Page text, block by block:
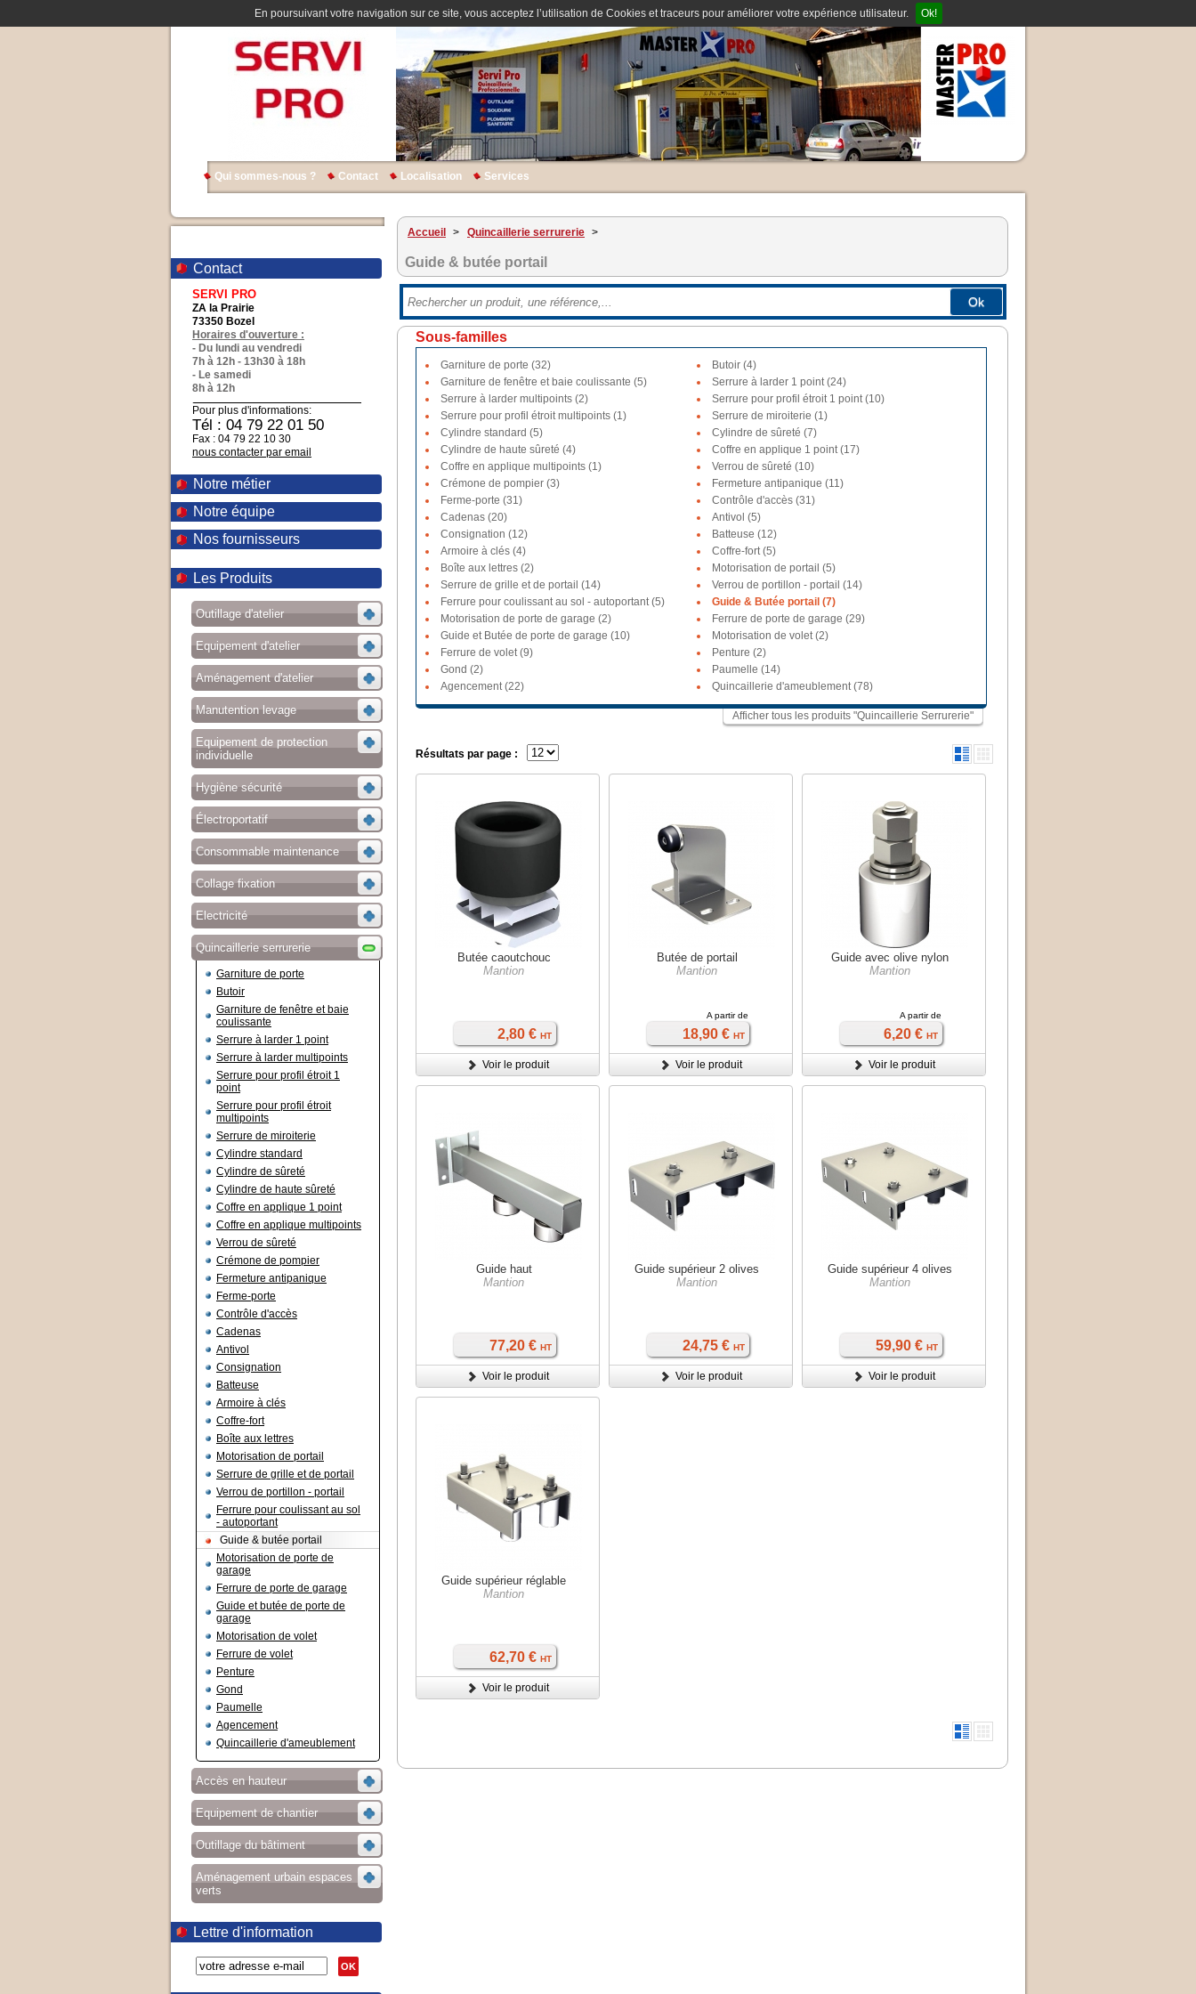
En poursuivant votre navigation sur ce site, vous acceptez l’utilisation de Cookies et traceurs pour améliorer votre expérience utilisateur. Ok!
Qui sommes-nous ? Contact Localisation Services
Contact
SERVI PRO
ZA la Prairie
73350 Bozel
Horaires d'ouverture :
- Du lundi au vendredi
7h à 12h - 13h30 à 18h
- Le samedi
8h à 12h
Pour plus d'informations:
Tél : 04 79 22 01 50
Fax : 04 79 22 10 30
nous contacter par email
Notre métier
Notre équipe
Nos fournisseurs
Les Produits
Outillage d'atelier
Equipement d'atelier
Aménagement d'atelier
Manutention levage
Equipement de protection
individuelle
Hygiène sécurité
Électroportatif
Consommable maintenance
Collage fixation
Electricité
Quincaillerie serrurerie
Garniture de porte
Butoir
Garniture de fenêtre et baie
coulissante
Serrure à larder 1 point
Serrure à larder multipoints
Serrure pour profil étroit 1
point
Serrure pour profil étroit
multipoints
Serrure de miroiterie
Cylindre standard
Cylindre de sûreté
Cylindre de haute sûreté
Coffre en applique 1 point
Coffre en applique multipoints
Verrou de sûreté
Crémone de pompier
Fermeture antipanique
Ferme-porte
Contrôle d'accès
Cadenas
Antivol
Consignation
Batteuse
Armoire à clés
Coffre-fort
Boîte aux lettres
Motorisation de portail
Serrure de grille et de portail
Verrou de portillon - portail
Ferrure pour coulissant au sol
- autoportant
Guide & butée portail
Motorisation de porte de
garage
Ferrure de porte de garage
Guide et butée de porte de
garage
Motorisation de volet
Ferrure de volet
Penture
Gond
Paumelle
Agencement
Quincaillerie d'ameublement
Accès en hauteur
Equipement de chantier
Outillage du bâtiment
Aménagement urbain espaces
verts
Lettre d'information
OK
Accueil > Quincaillerie serrurerie >
Guide & butée portail
Ok
Sous-familles
Garniture de porte (32)
Butoir (4)
Garniture de fenêtre et baie coulissante (5)
Serrure à larder 1 point (24)
Serrure à larder multipoints (2)
Serrure pour profil étroit 1 point (10)
Serrure pour profil étroit multipoints (1)
Serrure de miroiterie (1)
Cylindre standard (5)
Cylindre de sûreté (7)
Cylindre de haute sûreté (4)
Coffre en applique 1 point (17)
Coffre en applique multipoints (1)
Verrou de sûreté (10)
Crémone de pompier (3)
Fermeture antipanique (11)
Ferme-porte (31)
Contrôle d'accès (31)
Cadenas (20)
Antivol (5)
Consignation (12)
Batteuse (12)
Armoire à clés (4)
Coffre-fort (5)
Boîte aux lettres (2)
Motorisation de portail (5)
Serrure de grille et de portail (14)
Verrou de portillon - portail (14)
Ferrure pour coulissant au sol - autoportant (5)
Guide & Butée portail (7)
Motorisation de porte de garage (2)
Ferrure de porte de garage (29)
Guide et Butée de porte de garage (10)
Motorisation de volet (2)
Ferrure de volet (9)
Penture (2)
Gond (2)
Paumelle (14)
Agencement (22)
Quincaillerie d'ameublement (78)
Afficher tous les produits "Quincaillerie Serrurerie"
Résultats par page :
Butée caoutchouc
Mantion
2,80 € HT
Voir le produit
Butée de portail
Mantion
A partir de
18,90 € HT
Voir le produit
Guide avec olive nylon
Mantion
A partir de
6,20 € HT
Voir le produit
Guide haut
Mantion
77,20 € HT
Voir le produit
Guide supérieur 2 olives
Mantion
24,75 € HT
Voir le produit
Guide supérieur 4 olives
Mantion
59,90 € HT
Voir le produit
Guide supérieur réglable
Mantion
62,70 € HT
Voir le produit